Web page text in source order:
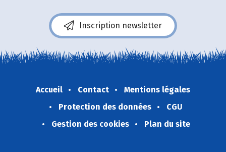
Inscription newsletter
Accueil Contact
Mentions légales
Protection des données
CGU
Gestion des cookies
Plan du site